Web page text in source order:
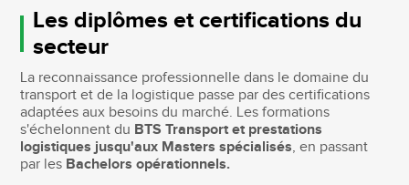
Les diplômes et certifications du
secteur
La reconnaissance professionnelle dans le domaine du
transport et de la logistique passe par des certifications
adaptées aux besoins du marché. Les formations
s'échelonnent du BTS Transport et prestations
logistiques jusqu'aux Masters spécialisés, en passant
par les Bachelors opérationnels.